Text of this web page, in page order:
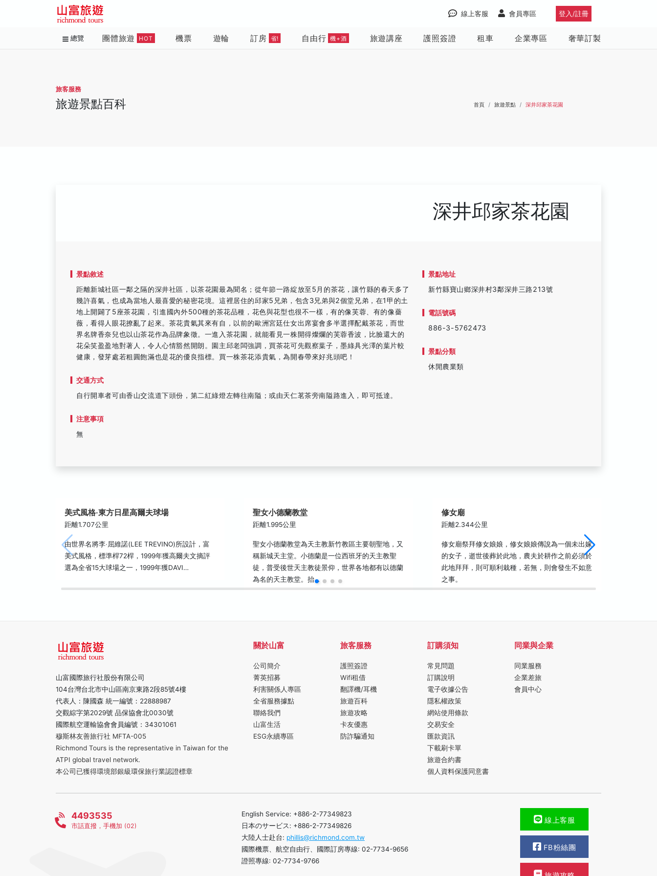
登入/註冊
會員專區
線上客服
總覽 團體旅遊 HOT 機票 遊輪 訂房 省! 自由行 機+酒 旅遊講座 護照簽證 租車 企業專區 奢華訂製
旅客服務
旅遊景點百科 首頁 旅遊景點 深井邱家茶花園
深井邱家茶花園
景點敘述
距離新城社區一鄰之隔的深井社區，以茶花園最為聞名；從年節一路綻放至5月的茶花，讓竹縣的春天多了
幾許喜氣，也成為當地人最喜愛的秘密花境。這裡居住的邱家5兄弟，包含3兄弟與2個堂兄弟，在1甲的土
地上開闢了5座茶花園，引進國內外500種的茶花品種，花色與花型也很不一樣，有的像芙蓉、有的像薔
薇，看得人眼花撩亂了起來。茶花貴氣其來有自，以前的歐洲宮廷仕女出席宴會多半選擇配戴茶花，而世
界名牌香奈兒也以山茶花作為品牌象徵。一進入茶花園，就能看見一株開得燦爛的芙蓉香波，比臉還大的
花朵笑盈盈地對著人，令人心情豁然開朗。園主邱老闆強調，買茶花可先觀察葉子，墨綠具光澤的葉片較
健康，發芽處若粗圓飽滿也是花的優良指標。買一株茶花添貴氣，為開春帶來好兆頭吧！
交通方式
自行開車者可由香山交流道下頭份，第二紅綠燈左轉往南隘；或由天仁茗茶旁南隘路進入，即可抵達。
注意事項
無
景點地址
新竹縣寶山鄉深井村3鄰深井三路213號
電話號碼
886-3-5762473
景點分類
休閒農業類
美式風格‧東方日星高爾夫球場
距離1.707公里
由世界名將李‧屈維諾(LEE TREVINO)所設計，富
美式風格，標準桿72桿，1999年獲高爾夫文摘評
選為全省15大球場之一，1999年獲DAVI…
聖女小德蘭教堂
距離1.995公里
聖女小德蘭教堂為天主教新竹教區主要朝聖地，又
稱新城天主堂。小德蘭是一位西班牙的天主教聖
徒，普受後世天主教徒景仰，世界各地都有以德蘭
為名的天主教堂。抬…
修女廟
距離2.344公里
修女廟祭拜修女娘娘，修女娘娘傳說為一個未出嫁
的女子，逝世後葬於此地，農夫於耕作之前必須於
此地拜拜，則可順利栽種，若無，則會發生不如意
之事。
山富國際旅行社股份有限公司
104台灣台北市中山區南京東路2段85號4樓
代表人：陳國森 統一編號：22888987
交觀綜字第2029號 品保協會北0030號
國際航空運輸協會會員編號：34301061
穆斯林友善旅行社 MFTA-005
Richmond Tours is the representative in Taiwan for the
ATPI global travel network.
本公司已獲得環境部銀級環保旅行業認證標章
關於山富
公司簡介
菁英招募
利害關係人專區
全省服務據點
聯絡我們
山富生活
ESG永續專區
旅客服務
護照簽證
Wifi租借
翻譯機/耳機
旅遊百科
旅遊攻略
卡友優惠
防詐騙通知
訂購須知
常見問題
訂購說明
電子收據公告
隱私權政策
網站使用條款
交易安全
匯款資訊
下載刷卡單
旅遊合約書
個人資料保護同意書
同業與企業
同業服務
企業差旅
會員中心
4493535
市話直撥，手機加 (02)
English Service: +886-2-77349823
日本のサービス: +886-2-77349826
大陸人士赴台: phillis@richmond.com.tw
國際機票、航空自由行、國際訂房專線: 02-7734-9656
證照專線: 02-7734-9766
線上客服
FB粉絲團